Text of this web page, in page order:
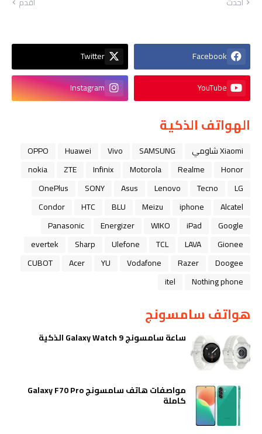
Facebook
Twitter
YouTube
Instagram
الهواتف الذكية
Xiaomi شاومي SAMSUNG
Vivo
Huawei
OPPO
Honor
Realme
Motorola
Infinix
ZTE
nokia
LG
Tecno
Lenovo
Asus
SONY
OnePlus
Alcatel
iphone
Meizu
BLU
HTC
Condor
Google
iPad
WIKO
Energizer
Panasonic
Gionee
LAVA
TCL
Ulefone
Sharp
evertek
Doogee
Razer
Vodafone
YU
Acer
CUBOT
Nothing phone
itel
هواتف سامسونج
ساعة سامسونج Galaxy Watch 9 الذكية
مواصفات هاتف سامسونج Galaxy F70 Pro
كاملة